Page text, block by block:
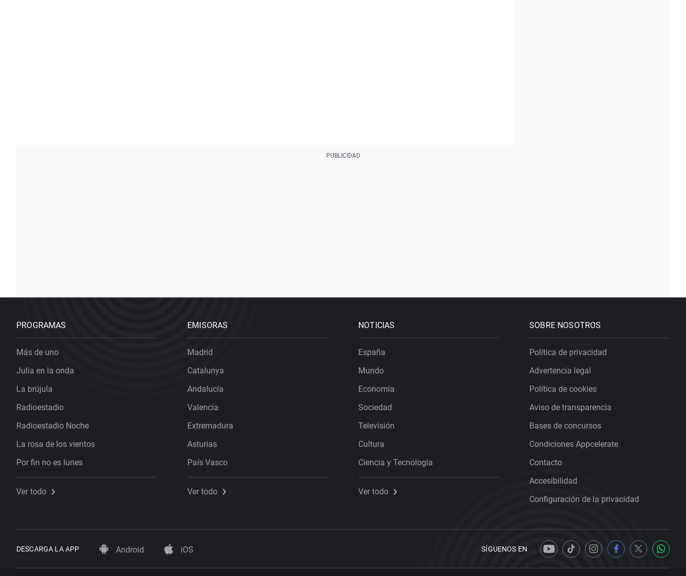
PROGRAMAS
Más de uno
Julia en la onda
La brújula
Radioestadio
Radioestadio Noche
La rosa de los vientos
Por fin no es lunes
Ver todo
EMISORAS
Madrid
Catalunya
Andalucía
Valencia
Extremadura
Asturias
País Vasco
Ver todo
NOTICIAS
España
Mundo
Economía
Sociedad
Televisión
Cultura
Ciencia y Tecnología
Ver todo
SOBRE NOSOTROS
Política de privacidad
Advertencia legal
Política de cookies
Aviso de transparencia
Bases de concursos
Condiciones Appcelerate
Contacto
Accesibilidad
Configuración de la privacidad
DESCARGA LA APP Android iOS SÍGUENOS EN